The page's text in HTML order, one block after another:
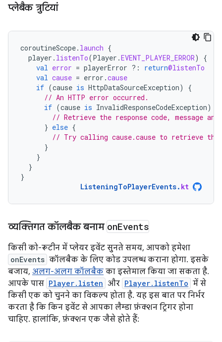
प्‍लेबैक त्रुटियां
coroutineScope. launch {
player . listenTo(Player .EVENT_PLAYER_ERROR)
{
val error = playerError ?: return@listenTo
val cause = error .cause
if (cause is HttpDataSourceException)
{
// An HTTP error occurred.
if (cause is InvalidResponseCodeException)
// Retrieve the response code, message and
} else {
// Try calling cause.cause to retrieve the
}
}
}
}
ListeningToPlayerEvents. kt
व्यक्तिगत कॉलबैक बनाम onEvents
किसी को-रूटीन में प्लेयर इवेंट सुनते समय, आपको हमेशा
onEvents कॉलबैक के लिए कोड उपलब्ध कराना होगा. इसके
बजाय, अलग-अलग कॉलबैक का इस्तेमाल किया जा सकता है.
आपके पास Player.listen और Player.listenTo में से
किसी एक को चुनने का विकल्प होता है. यह इस बात पर निर्भर
करता है कि किन इवेंट से आपका लैम्डा फ़ंक्शन ट्रिगर होना
चाहिए. हालांकि, फ़ंक्शन एक जैसे होते हैं: